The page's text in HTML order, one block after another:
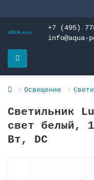
+7 (495)
info@aqua-
Освещение
Светильник
свет белый,
Вт, DC